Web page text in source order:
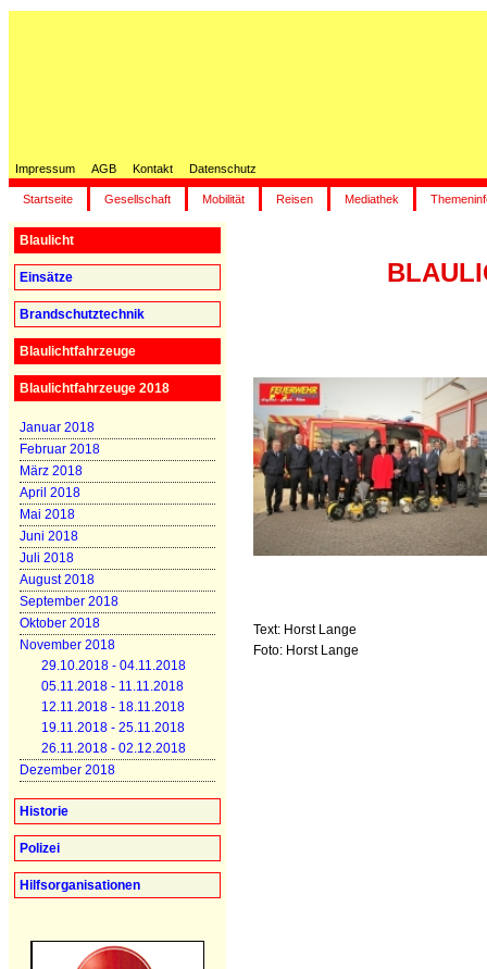
Impressum AGB Kontakt Datenschutz
Startseite Gesellschaft Mobilität Reisen Mediathek
Blaulicht
Einsätze
Brandschutztechnik
Blaulichtfahrzeuge
Blaulichtfahrzeuge 2018
Januar 2018
Februar 2018
März 2018
April 2018
Mai 2018
Juni 2018
Juli 2018
August 2018
September 2018
Oktober 2018
November 2018
29.10.2018 - 04.11.2018
05.11.2018 - 11.11.2018
12.11.2018 - 18.11.2018
19.11.2018 - 25.11.2018
26.11.2018 - 02.12.2018
Dezember 2018
Historie
Polizei
Hilfsorganisationen
Text: Horst Lange
Foto: Horst Lange